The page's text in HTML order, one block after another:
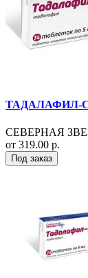
ТАДАЛАФИЛ-
СЕВЕРНАЯ
от 319.00 р.
Под заказ